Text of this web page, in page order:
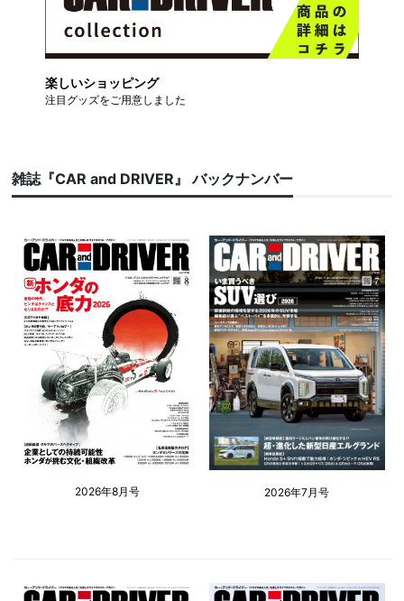
楽しいショッピング
注目グッズをご用意しました
雑誌『CAR and DRIVER』 バックナンバー
2026年8月号 2026年7月号